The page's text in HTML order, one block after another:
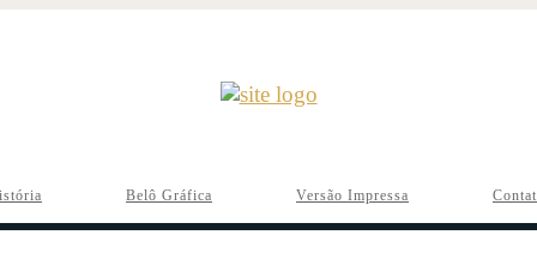
Belô Gráfica Versão Impressa